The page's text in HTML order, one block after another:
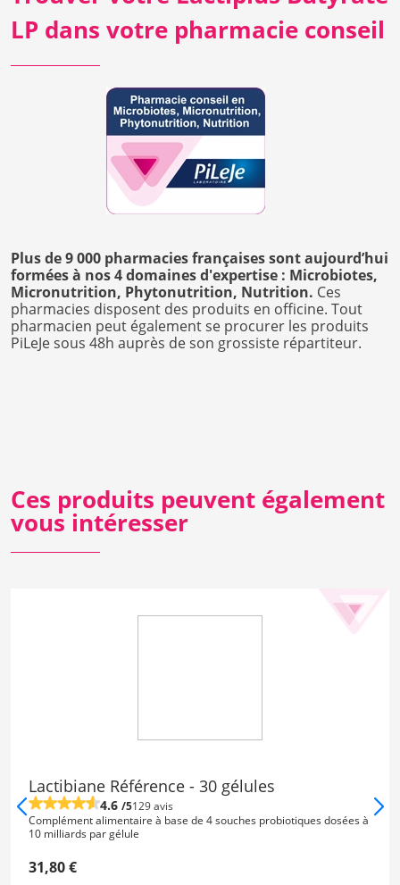
LP dans votre pharmacie conseil
Plus de 9 000 pharmacies françaises sont aujourd’hui
formées à nos 4 domaines d'expertise : Microbiotes,
Micronutrition, Phytonutrition, Nutrition. Ces
pharmacies disposent des produits en officine. Tout
pharmacien peut également se procurer les produits
PiLeJe sous 48h auprès de son grossiste répartiteur.
Ces produits peuvent également
vous intéresser
Lactibiane Référence - 30 gélules
4.6 /5129 avis
Complément alimentaire à base de 4 souches probiotiques dosées à
10 milliards par gélule
31,80 €